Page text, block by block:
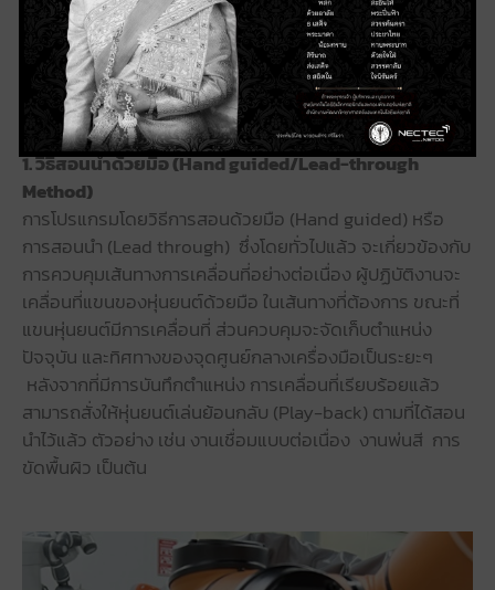
เชื่อมต่อสื่อสารผ่านอุปกรณ์ หรือแผงควบคุมแบบมือถือ หรือที่
เรียกว่าแผงการสอน (Teach pendant) หรือ ผ่านเครื่อง
คอมพิวเตอร์ ดังนั้น ถ้าหุ่นยนต์อยู่ในสายการผลิต จำเป็นต้อง
หยุดสายการผลิตก่อน
1. วิธีสอนนำด้วยมือ (Hand guided/Lead-through
Method)
การโปรแกรมโดยวิธีการสอนด้วยมือ (Hand guided) หรือ
การสอนนำ (Lead through) ซึ่งโดยทั่วไปแล้ว จะเกี่ยวข้องกับ
การควบคุมเส้นทางการเคลื่อนที่อย่างต่อเนื่อง ผู้ปฏิบัติงานจะ
เคลื่อนที่แขนของหุ่นยนต์ด้วยมือ ในเส้นทางที่ต้องการ ขณะที่
แขนหุ่นยนต์มีการเคลื่อนที่ ส่วนควบคุมจะจัดเก็บตำแหน่ง
ปัจจุบัน และทิศทางของจุดศูนย์กลางเครื่องมือเป็นระยะๆ
หลังจากที่มีการบันทึกตำแหน่ง การเคลื่อนที่เรียบร้อยแล้ว
สามารถสั่งให้หุ่นยนต์เล่นย้อนกลับ (Play-back) ตามที่ได้สอน
นำไว้แล้ว ตัวอย่าง เช่น งานเชื่อมแบบต่อเนื่อง งานพ่นสี การ
ขัดพื้นผิว เป็นต้น